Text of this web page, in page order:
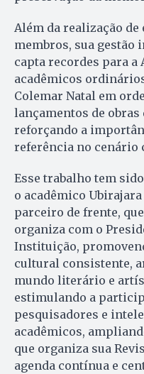
Além da realização
membros, sua
capta recordes para a
acadêmicos
Colemar Natal em
lançamentos de obras
reforçando a
referência no cenário
Esse trabalho tem
o acadêmico
parceiro de frente,
organiza com o
Instituição,
cultural consistente,
mundo literário e
estimulando a
pesquisadores e
acadêmicos,
que organiza sua
agenda contínua e